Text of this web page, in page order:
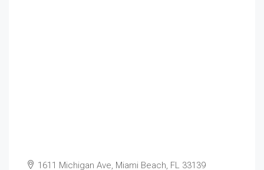
1611 Michigan Ave, Miami Beach, FL 33139